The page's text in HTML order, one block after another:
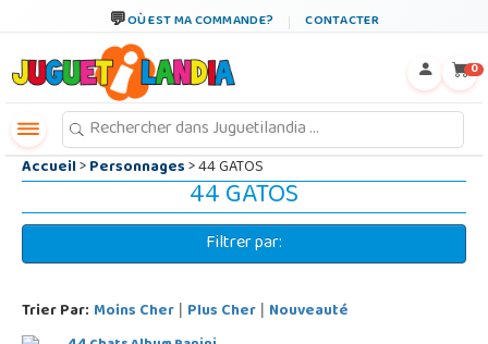
OÙ EST MA COMMANDE? CONTACTER
0
Accueil>Personnages> 44 GATOS
44 GATOS
Filtrer par:
Trier Par: Moins Cher | Plus Cher | Nouveauté